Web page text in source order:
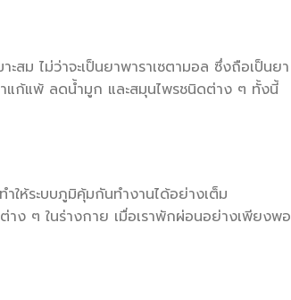
สม ไม่ว่าจะเป็นยาพาราเซตามอล ซึ่งถือเป็นยา
แก้แพ้ ลดน้ำมูก และสมุนไพรชนิดต่าง ๆ ทั้งนี้
ให้ระบบภูมิคุ้มกันทำงานได้อย่างเต็ม
าง ๆ ในร่างกาย เมื่อเราพักผ่อนอย่างเพียงพอ